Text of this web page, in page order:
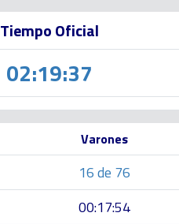
Tiempo Oficial
02:19:37
Varones
16 de 76
00:17:54